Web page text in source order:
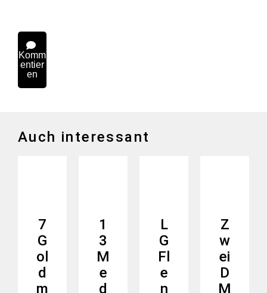
Komm
entier
en
Auch interessant
7
G
ol
d
m
1
3
M
e
d
L
G
Fl
e
n
Z
w
ei
D
M